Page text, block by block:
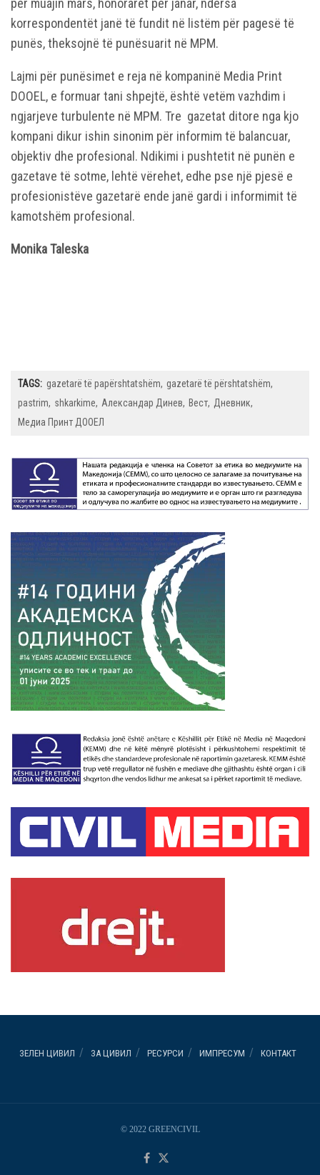
për muajin mars, honoraret për janar, ndërsa
korrespondentët janë të fundit në listëm për pagesë të
punës, theksojnë të punësuarit në MPM.
Lajmi për punësimet e reja në kompaninë Media Print
DOOEL, e formuar tani shpejtë, është vetëm vazhdim i
ngjarjeve turbulente në MPM. Tre gazetat ditore nga kjo
kompani dikur ishin sinonim për informim të balancuar,
objektiv dhe profesional. Ndikimi i pushtetit në punën e
gazetave të sotme, lehtë vërehet, edhe pse një pjesë e
profesionistëve gazetarë ende janë gardi i informimit të
kamotshëm profesional.
Monika Taleska
TAGS: gazetarë të papërshtatshëm gazetarë të përshtatshëm
pastrim
shkarkime Александар Динев Вест Дневник
Медиа Принт ДООЕЛ
ЗЕЛЕН ЦИВИЛ ЗА ЦИВИЛ РЕСУРСИ ИМПРЕСУМ КОНТАКТ
© 2022 GREENCIVIL